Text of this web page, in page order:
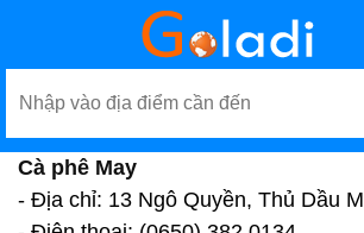
Cà phê May
- Địa chỉ: 13 Ngô Quyền, Thủ Dầu